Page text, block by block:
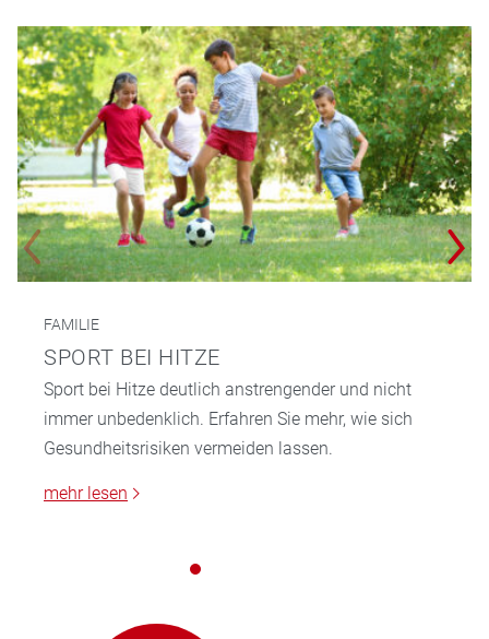
FAMILIE
SPORT BEI HITZE
Sport bei Hitze deutlich anstrengender und nicht
immer unbedenklich. Erfahren Sie mehr, wie sich
Gesundheitsrisiken vermeiden lassen.
mehr lesen